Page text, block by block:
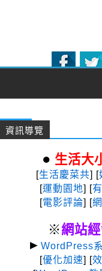
資訊導覽
● 生活大
[生活慶菜共] [
[運動園地] [
[電影評論] [
※網站
► WordPress
[優化加速] [